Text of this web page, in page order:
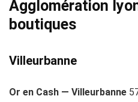
Agglomération
boutiques
Villeurbanne
Or en Cash — Villeurbanne